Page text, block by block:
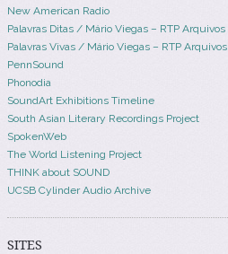
New American Radio
Palavras Ditas / Mário Viegas – RTP Arquivos
Palavras Vivas / Mário Viegas – RTP Arquivos
PennSound
Phonodia
SoundArt Exhibitions Timeline
South Asian Literary Recordings Project
SpokenWeb
The World Listening Project
THINK about SOUND
UCSB Cylinder Audio Archive
SITES